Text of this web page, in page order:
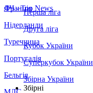
Франція
Нідерланди
Туреччина
Португалія
Бельгія
ЛЧ - Top News
Перша ліга
Друга ліга
Кубок України
Суперкубок України
Збірна України
Збірні